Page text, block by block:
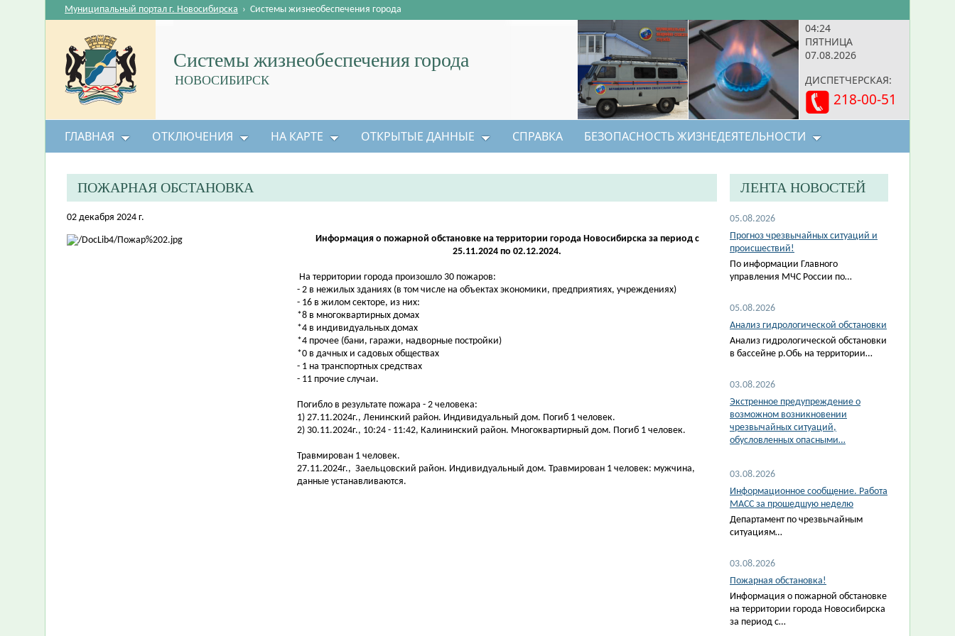
04:24
ПЯТНИЦА
07.08.2026
ДИСПЕТЧЕРСКАЯ:
218-00-51
Системы жизнеобеспечения города
НОВОСИБИРСК
Муниципальный портал г. Новосибирска › Системы жизнеобеспечения города
ГЛАВНАЯ ОТКЛЮЧЕНИЯ НА КАРТЕ ОТКРЫТЫЕ ДАННЫЕ СПРАВКА БЕЗОПАСНОСТЬ ЖИЗНЕДЕЯТЕЛЬНОСТИ
ПОЖАРНАЯ ОБСТАНОВКА
02 декабря 2024 г.
Информация о пожарной обстановке на территории города Новосибирска за период с
25.11.2024 по 02.12.2024.
На территории города произошло 30 пожаров:
- 2 в нежилых зданиях (в том числе на объектах экономики, предприятиях, учреждениях)
- 16 в жилом секторе, из них:
*8 в многоквартирных домах
*4 в индивидуальных домах
*4 прочее (бани, гаражи, надворные постройки)
*0 в дачных и садовых обществах
- 1 на транспортных средствах
- 11 прочие случаи.
Погибло в результате пожара - 2 человека:
1) 27.11.2024г., Ленинский район. Индивидуальный дом. Погиб 1 человек.
2) 30.11.2024г., 10:24 - 11:42, Калининский район. Многоквартирный дом. Погиб 1 человек.
Травмирован 1 человек.
27.11.2024г., Заельцовский район. Индивидуальный дом. Травмирован 1 человек: мужчина,
данные устанавливаются.
ЛЕНТА НОВОСТЕЙ
05.08.2026
Прогноз чрезвычайных ситуаций и
происшествий!
По информации Главного
управления МЧС России по…
05.08.2026
Анализ гидрологической обстановки
Анализ гидрологической обстановки
в бассейне р.Обь на территории…
03.08.2026
Экстренное предупреждение о
возможном возникновении
чрезвычайных ситуаций,
обусловленных опасными…
03.08.2026
Информационное сообщение. Работа
МАСС за прошедшую неделю
Департамент по чрезвычайным
ситуациям…
03.08.2026
Пожарная обстановка!
Информация о пожарной обстановке
на территории города Новосибирска
за период с…